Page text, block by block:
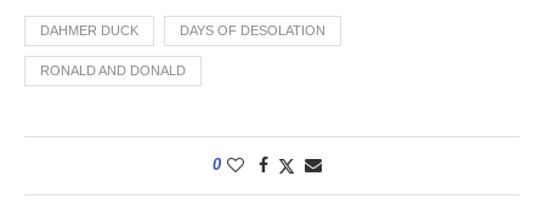
DAHMER DUCK DAYS OF DESOLATION
RONALD AND DONALD
0